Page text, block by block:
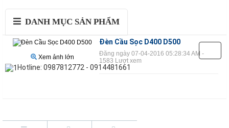
DANH MỤC SẢN PHẨM
Hotline: 0987812772 - 0914481661
Xem ảnh lớn
Đèn Cầu Sọc D400 D500
Đăng ngày 07-04-2016 05:28:34 AM -
1583 Lượt xem